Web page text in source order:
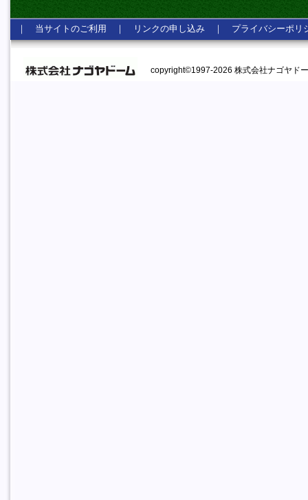
｜ 当サイトのご利用 ｜ リンクの申し込み ｜ プライバシーポリ
copyright©1997-2026 株式会社ナゴヤド